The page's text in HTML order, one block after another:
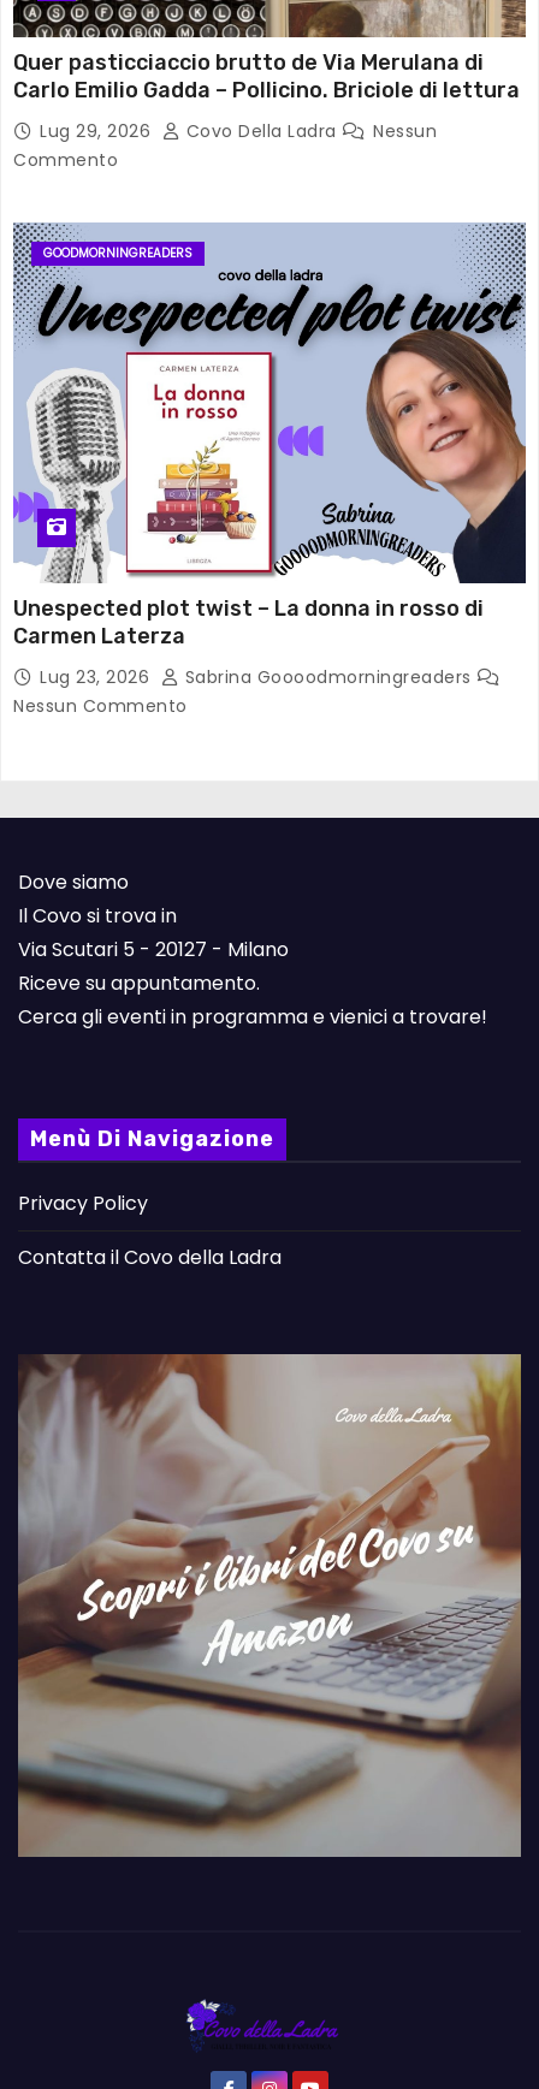
Quer pasticciaccio brutto de Via Merulana di
Carlo Emilio Gadda – Pollicino. Briciole di lettura
Lug 29, 2026 Covo Della Ladra
Nessun
Commento
GOODMORNINGREADERS
Unespected plot twist – La donna in rosso di
Carmen Laterza
Lug 23, 2026
Sabrina Goooodmorningreaders
Nessun Commento
Dove siamo
Il Covo si trova in
Via Scutari 5 - 20127 - Milano
Riceve su appuntamento.
Cerca gli eventi in programma e vienici a trovare!
Menù Di Navigazione
Privacy Policy
Contatta il Covo della Ladra